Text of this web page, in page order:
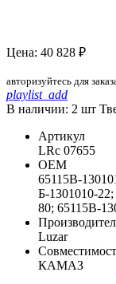
Цена: 40 828 ₽
авторизуйтесь для
playlist_add
В наличии: 2 шт
Артикул
LRc 07655
ОЕМ
65115В-
Б-1301010-
80; 65115В-
Luzar
КАМАЗ